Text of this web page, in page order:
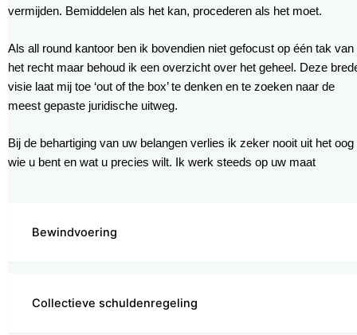
Bewindvoering
Collectieve schuldenregeling
vermijden. Bemiddelen als het kan, procederen als het moet.
Als all round kantoor ben ik bovendien niet gefocust op één tak van
het recht maar behoud ik een overzicht over het geheel. Deze
visie laat mij toe ‘out of the box’ te denken en te zoeken naar de
meest gepaste juridische uitweg.
Bij de behartiging van uw belangen verlies ik zeker nooit uit het oog
wie u bent en wat u precies wilt. Ik werk steeds op uw maat